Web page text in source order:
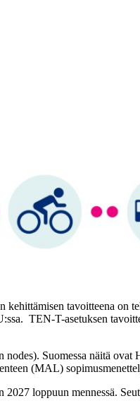
tavoitteena on
TEN-T-asetuksen
Suomessa näitä
(MAL)
loppuun mennessä.